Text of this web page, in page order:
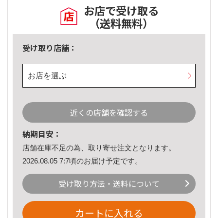
お店で受け取る
（送料無料）
受け取り店舗：
お店を選ぶ
近くの店舗を確認する
納期目安：
店舗在庫不足の為、取り寄せ注文となります。
2026.08.05 7:7頃のお届け予定です。
受け取り方法・送料について
カートに入れる